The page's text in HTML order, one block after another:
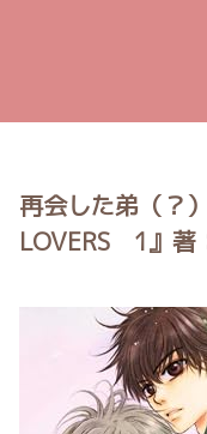
再会した弟（？
LOVERS 1』著